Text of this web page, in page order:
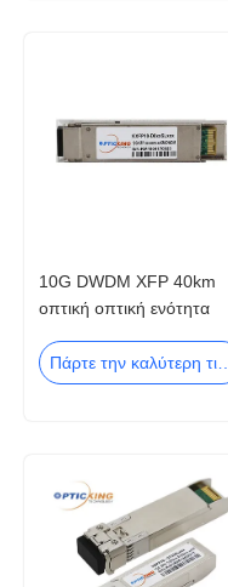
10G DWDM XFP 40km
οπτική οπτική ενότητα
δίκτυο 10G ethernet
Πάρτε την καλύτερη τιμή